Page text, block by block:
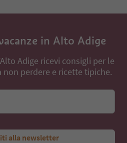
in Alto Adige
Adige ricevi consigli per le
non perdere e ricette tipiche.
alla newsletter